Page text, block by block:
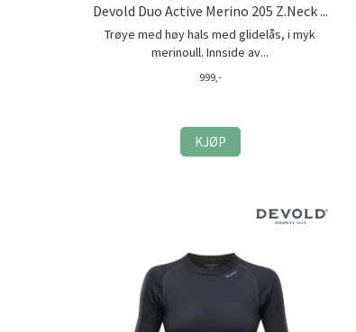
Devold Duo Active Merino 205 Z.Neck ...
Trøye med høy hals med glidelås, i myk
merinoull. Innside av...
999,-
KJØP